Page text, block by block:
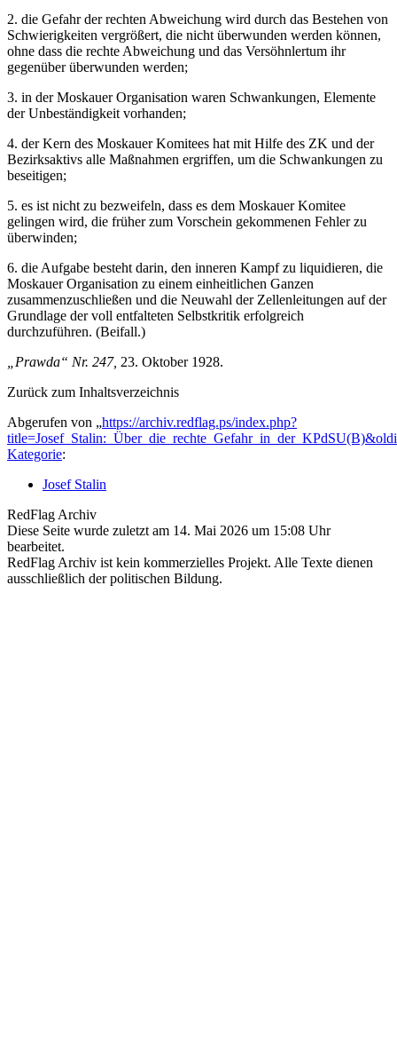
2. die Gefahr der rechten Abweichung wird durch das Bestehen von
Schwierigkeiten vergrößert, die nicht überwunden werden können,
ohne dass die rechte Abweichung und das Versöhnlertum ihr
gegenüber überwunden werden;
3. in der Moskauer Organisation waren Schwankungen, Elemente
der Unbeständigkeit vorhanden;
4. der Kern des Moskauer Komitees hat mit Hilfe des ZK und der
Bezirksaktivs alle Maßnahmen ergriffen, um die Schwankungen zu
beseitigen;
5. es ist nicht zu bezweifeln, dass es dem Moskauer Komitee
gelingen wird, die früher zum Vorschein gekommenen Fehler zu
überwinden;
6. die Aufgabe besteht darin, den inneren Kampf zu liquidieren, die
Moskauer Organisation zu einem einheitlichen Ganzen
zusammenzuschließen und die Neuwahl der Zellenleitungen auf der
Grundlage der voll entfalteten Selbstkritik erfolgreich
durchzuführen. (Beifall.)
„Prawda“ Nr. 247, 23. Oktober 1928.
Zurück zum Inhaltsverzeichnis
Abgerufen von „https://archiv.redflag.ps/index.php?
Kategorie:
Josef Stalin
RedFlag Archiv
Diese Seite wurde zuletzt am 14. Mai 2026 um 15:08 Uhr
bearbeitet.
RedFlag Archiv ist kein kommerzielles Projekt. Alle Texte dienen
ausschließlich der politischen Bildung.